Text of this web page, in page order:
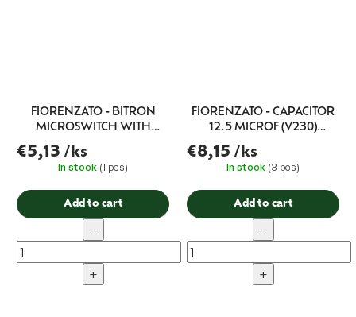
FIORENZATO - BITRON
MICROSWITCH WITH
€5,13 /ks
In stock (1 pcs)
Add to cart
−
+
FIORENZATO - CAPACITOR
12.5 MICROF (V230)
€8,15 /ks
In stock (3 pcs)
Add to cart
−
+